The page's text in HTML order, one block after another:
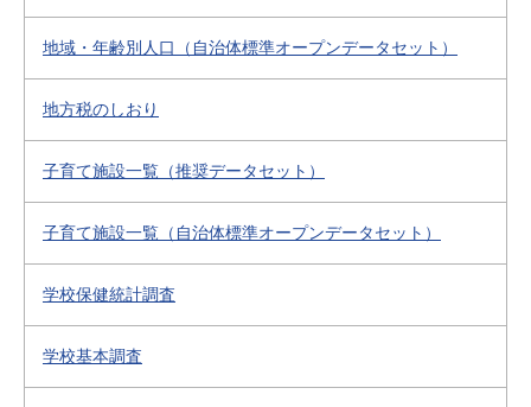
地域・年齢別人口（自治体標準オープンデータセット）
地方税のしおり
子育て施設一覧（推奨データセット）
子育て施設一覧（自治体標準オープンデータセット）
学校保健統計調査
学校基本調査